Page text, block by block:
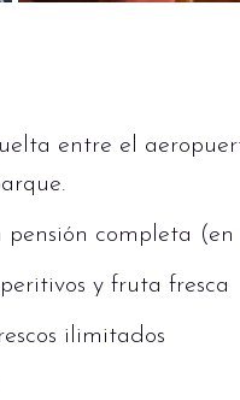
entre el
completa
y fruta fresca
ilimitados